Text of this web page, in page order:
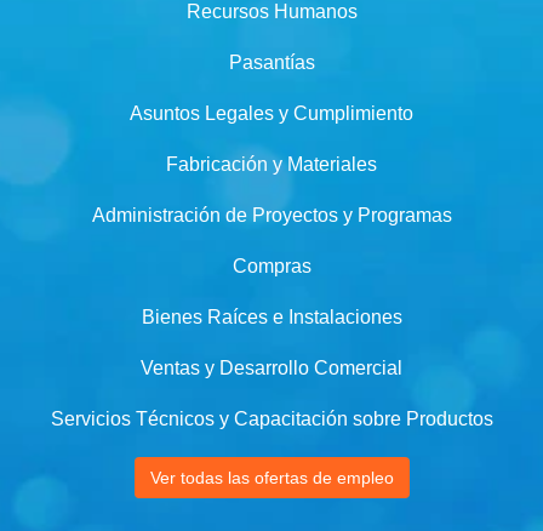
Recursos Humanos
Pasantías
Asuntos Legales y Cumplimiento
Fabricación y Materiales
Administración de Proyectos y Programas
Compras
Bienes Raíces e Instalaciones
Ventas y Desarrollo Comercial
Servicios Técnicos y Capacitación sobre Productos
Ver todas las ofertas de empleo